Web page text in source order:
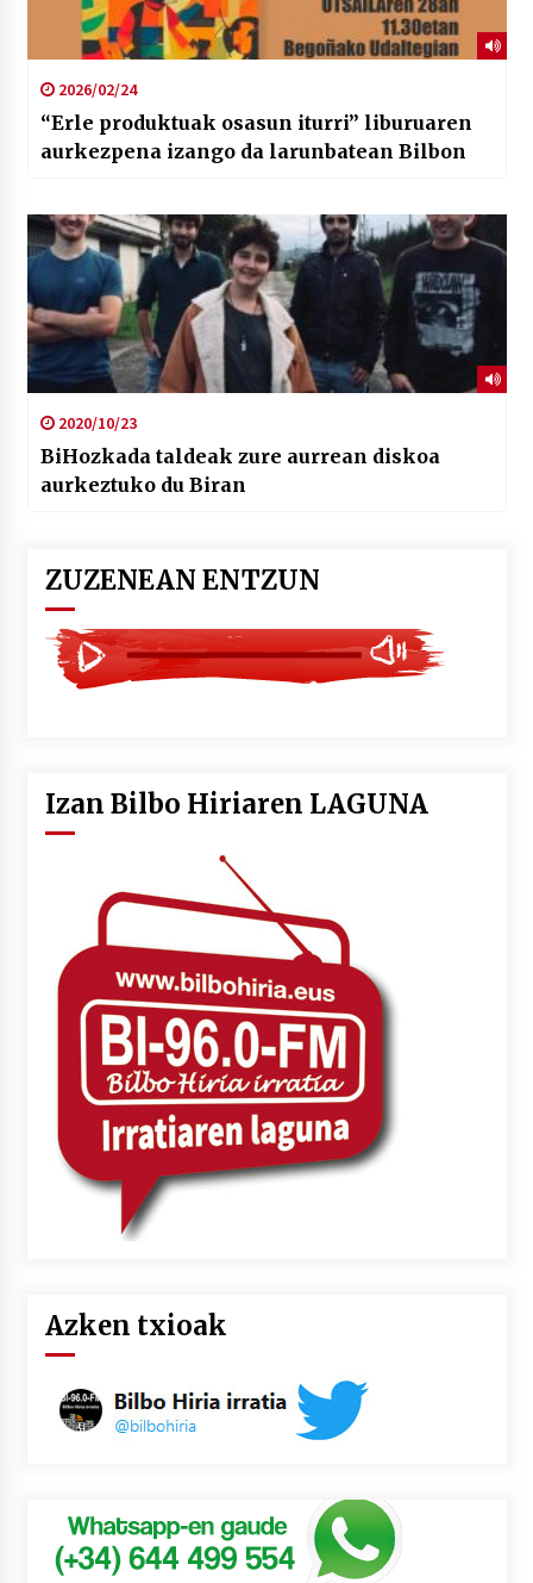
2026/02/24
“Erle produktuak osasun iturri” liburuaren
aurkezpena izango da larunbatean Bilbon
2020/10/23
BiHozkada taldeak zure aurrean diskoa
aurkeztuko du Biran
ZUZENEAN ENTZUN
Izan Bilbo Hiriaren LAGUNA
Azken txioak